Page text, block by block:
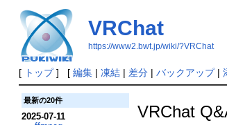
VRChat
https://www2.bwt.jp/wiki/?VRChat
[ トップ] [ 編集| 凍結| 差分| バックアップ|
VRChat
最新の20件
2025-07-11